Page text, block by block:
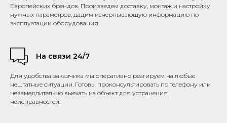
Европейских брендов. Произведем доставку, монтаж и настройку
нужных параметров, дадим исчерпывающую информацию по
эксплуатации оборудования.
На связи 24/7
Для удобства заказчика мы оперативно реагируем на любые
нештатные ситуации. Готовы проконсультировать по телефону или
незамедлительно выехать на объект для устранения
неисправностей.